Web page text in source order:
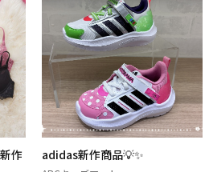
作
adidas新作商品‪💡‬✨